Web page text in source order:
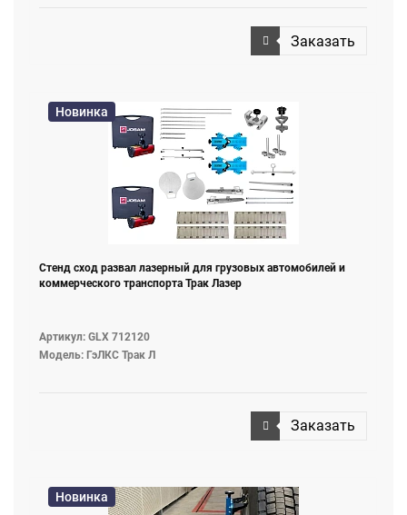
Заказать
Новинка
Стенд сход развал лазерный для грузовых автомобилей и
коммерческого транспорта Трак Лазер
Артикул: GLX 712120
Модель: ГэЛКС Трак Л
Заказать
Новинка